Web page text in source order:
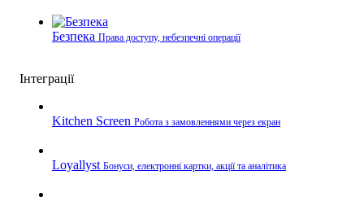
Безпека Права доступу, небезпечні операції
Інтеграції
Kitchen Screen Робота з замовленнями через екран
Loyallyst Бонуси, електронні картки, акції та аналітика